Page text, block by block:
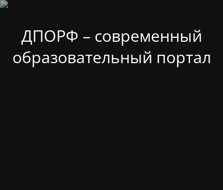
ДПОРФ – современный
образовательный портал